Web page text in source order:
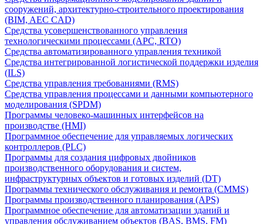
сооружений, архитектурно-строительного проектирования
(BIM, AEC CAD)
Средства усовершенствованного управления
технологическими процессами (APC, RTO)
Средства автоматизированного управления техникой
Средства интегрированной логистической поддержки изделия
(ILS)
Средства управления требованиями (RMS)
Средства управления процессами и данными компьютерного
моделирования (SPDM)
Программы человеко-машинных интерфейсов на
производстве (HMI)
Программное обеспечение для управляемых логических
контроллеров (PLC)
Программы для создания цифровых двойников
производственного оборудования и систем,
инфраструктурных объектов и готовых изделий (DT)
Программы технического обслуживания и ремонта (CMMS)
Программы производственного планирования (APS)
Программное обеспечение для автоматизации зданий и
управления обслуживанием объектов (BAS, BMS, FM)